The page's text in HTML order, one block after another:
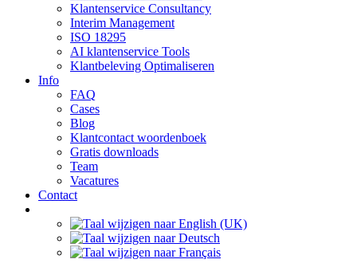
Klantenservice Consultancy
Interim Management
ISO 18295
AI klantenservice Tools
Klantbeleving Optimaliseren
Info
FAQ
Cases
Blog
Klantcontact woordenboek
Gratis downloads
Team
Vacatures
Contact